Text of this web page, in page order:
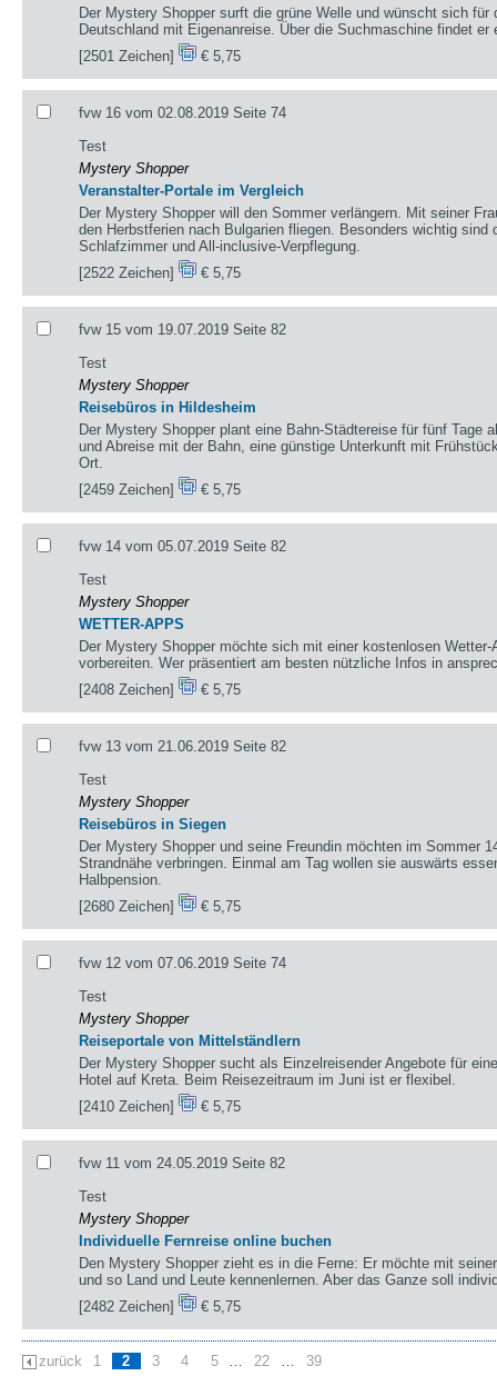
Der Mystery Shopper surft die grüne Welle und wünscht sich für
Deutschland mit Eigenanreise. Über die Suchmaschine findet er
[2501 Zeichen]
€ 5,75
fvw 16 vom 02.08.2019 Seite 74
Test
Mystery Shopper
Veranstalter-Portale im Vergleich
Der Mystery Shopper will den Sommer verlängern. Mit seiner
den Herbstferien nach Bulgarien fliegen. Besonders wichtig sind
Schlafzimmer und All-inclusive-Verpflegung.
[2522 Zeichen]
€ 5,75
fvw 15 vom 19.07.2019 Seite 82
Test
Mystery Shopper
Reisebüros in Hildesheim
Der Mystery Shopper plant eine Bahn-Städtereise für fünf Tage
und Abreise mit der Bahn, eine günstige Unterkunft mit
Ort.
[2459 Zeichen]
€ 5,75
fvw 14 vom 05.07.2019 Seite 82
Test
Mystery Shopper
WETTER-APPS
Der Mystery Shopper möchte sich mit einer kostenlosen
vorbereiten. Wer präsentiert am besten nützliche Infos in
[2408 Zeichen]
€ 5,75
fvw 13 vom 21.06.2019 Seite 82
Test
Mystery Shopper
Reisebüros in Siegen
Der Mystery Shopper und seine Freundin möchten im Sommer
Strandnähe verbringen. Einmal am Tag wollen sie auswärts
Halbpension.
[2680 Zeichen]
€ 5,75
fvw 12 vom 07.06.2019 Seite 74
Test
Mystery Shopper
Reiseportale von Mittelständlern
Der Mystery Shopper sucht als Einzelreisender Angebote für
Hotel auf Kreta. Beim Reisezeitraum im Juni ist er flexibel.
[2410 Zeichen]
€ 5,75
fvw 11 vom 24.05.2019 Seite 82
Test
Mystery Shopper
Individuelle Fernreise online buchen
Den Mystery Shopper zieht es in die Ferne: Er möchte mit
und so Land und Leute kennenlernen. Aber das Ganze soll
[2482 Zeichen]
€ 5,75
zurück 1 2 3 4 5 22 39